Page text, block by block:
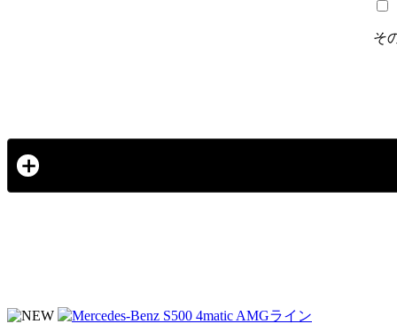
そ